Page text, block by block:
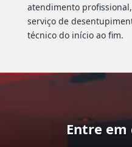
atendimento
serviço de
técnico do início ao fim.
Entre